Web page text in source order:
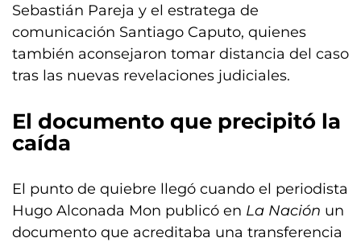
Sebastián Pareja y el estratega de
comunicación Santiago Caputo, quienes
también aconsejaron tomar distancia del caso
tras las nuevas revelaciones judiciales.
El documento que precipitó la
caída
El punto de quiebre llegó cuando el periodista
Hugo Alconada Mon publicó en La Nación un
documento que acreditaba una transferencia